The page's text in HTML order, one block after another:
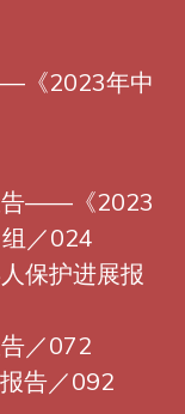
《2023年中
告——《2023
／024
保护进展报
／072
告／092